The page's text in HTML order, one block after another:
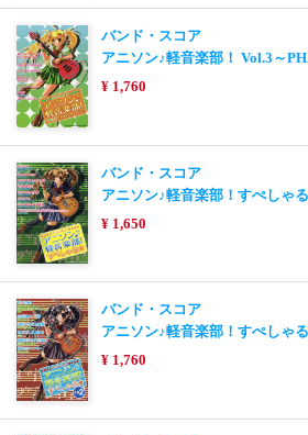
バンド・スコア
アニソン♪軽音楽部！ Vol.3～
¥ 1,760
バンド・スコア
アニソン♪軽音楽部！すぺしゃ
¥ 1,650
バンド・スコア
アニソン♪軽音楽部！すぺしゃ
¥ 1,760